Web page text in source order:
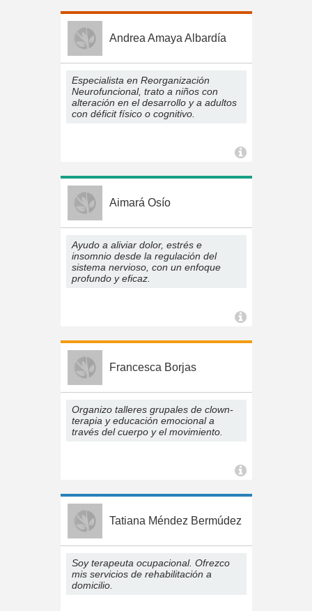
Andrea Amaya Albardía
Especialista en Reorganización
Neurofuncional, trato a niños con
alteración en el desarrollo y a adultos
con déficit físico o cognitivo.
Aimará Osío
Ayudo a aliviar dolor, estrés e
insomnio desde la regulación del
sistema nervioso, con un enfoque
profundo y eficaz.
Francesca Borjas
Organizo talleres grupales de clown-
terapia y educación emocional a
través del cuerpo y el movimiento.
Tatiana Méndez Bermúdez
Soy terapeuta ocupacional. Ofrezco
mis servicios de rehabilitación a
domicilio.